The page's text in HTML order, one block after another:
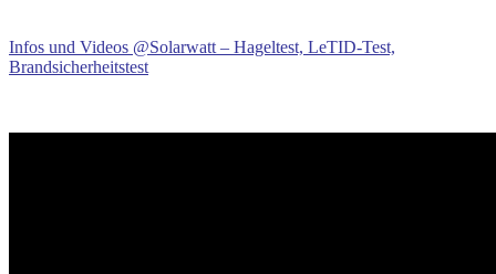
Infos und Videos @Solarwatt – Hageltest, LeTID-Test,
Brandsicherheitstest